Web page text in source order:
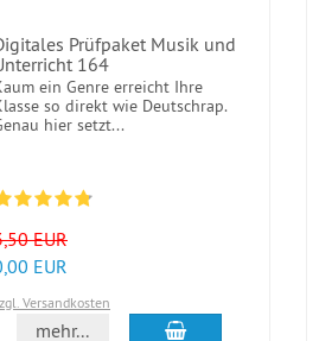
Prüfpaket Musik und
164
ein Genre erreicht Ihre
so direkt wie Deutschrap.
hier setzt...
EUR
EUR
Versandkosten
mehr... In den Warenkorb